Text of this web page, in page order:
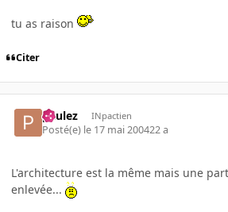
tu as raison
Citer
paulez INpactien
Posté(e) le 17 mai 200422 a
L'architecture est la même mais une
enlevée...